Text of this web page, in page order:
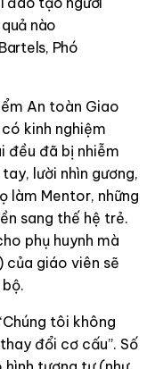
nào
Phó
An toàn Giao
kinh nghiệm
đều đã bị nhiễm
lười nhìn gương,
làm Mentor, những
sang thế hệ trẻ.
phụ huynh mà
của giáo viên sẽ
tôi không
đổi cơ cấu”. Số